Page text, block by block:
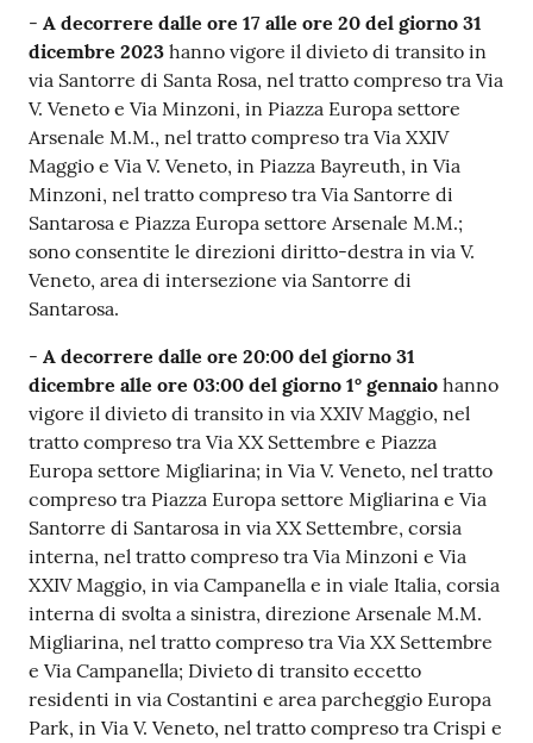
e
A
N
P
R
Tutti
gli
argomenti...
Seguici
su
- A decorrere dalle ore 17 alle ore 20 del giorno 31
dicembre 2023 hanno vigore il divieto di transito in
via Santorre di Santa Rosa, nel tratto compreso tra Via
V. Veneto e Via Minzoni, in Piazza Europa settore
Arsenale M.M., nel tratto compreso tra Via XXIV
Maggio e Via V. Veneto, in Piazza Bayreuth, in Via
Minzoni, nel tratto compreso tra Via Santorre di
Santarosa e Piazza Europa settore Arsenale M.M.;
sono consentite le direzioni diritto-destra in via V.
Veneto, area di intersezione via Santorre di
Santarosa.
- A decorrere dalle ore 20:00 del giorno 31
dicembre alle ore 03:00 del giorno 1° gennaio hanno
vigore il divieto di transito in via XXIV Maggio, nel
tratto compreso tra Via XX Settembre e Piazza
Europa settore Migliarina; in Via V. Veneto, nel tratto
compreso tra Piazza Europa settore Migliarina e Via
Santorre di Santarosa in via XX Settembre, corsia
interna, nel tratto compreso tra Via Minzoni e Via
XXIV Maggio, in via Campanella e in viale Italia, corsia
interna di svolta a sinistra, direzione Arsenale M.M.
Migliarina, nel tratto compreso tra Via XX Settembre
e Via Campanella; Divieto di transito eccetto
residenti in via Costantini e area parcheggio Europa
Park, in Via V. Veneto, nel tratto compreso tra Crispi e